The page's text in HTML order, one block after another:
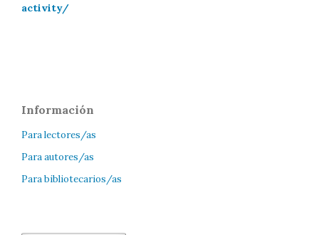
activity/
Información
Para lectores/as
Para autores/as
Para bibliotecarios/as